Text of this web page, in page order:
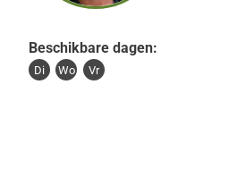
Beschikbare dagen:
Di Wo Vr